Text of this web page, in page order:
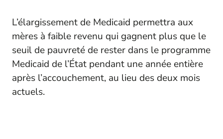
L’élargissement de Medicaid permettra aux
mères à faible revenu qui gagnent plus que le
seuil de pauvreté de rester dans le programme
Medicaid de l’État pendant une année entière
après l’accouchement, au lieu des deux mois
actuels.